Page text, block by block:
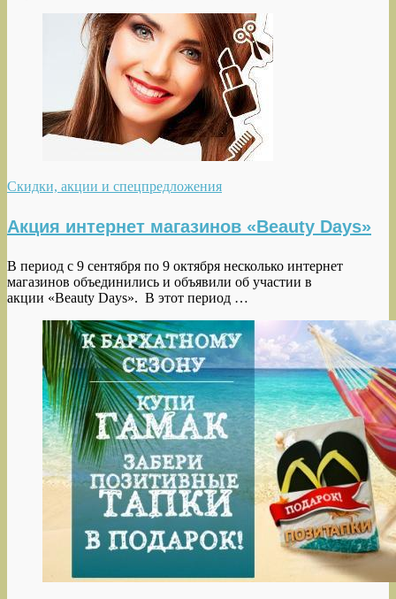
Скидки, акции и спецпредложения
Акция интернет магазинов «Beauty Days»
В период с 9 сентября по 9 октября несколько интернет
магазинов объединились и объявили об участии в
акции «Beauty Days». В этот период …